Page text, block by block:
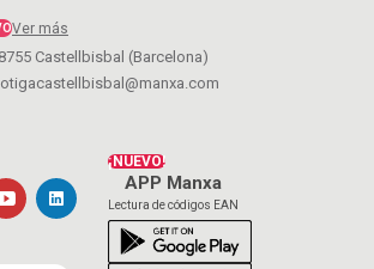
Ver más
Castellbisbal (Barcelona)
¡NUEVO!
APP Manxa
Lectura de códigos EAN